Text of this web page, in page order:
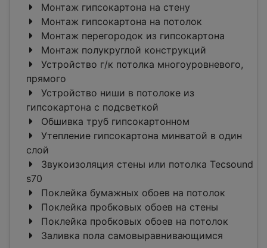
Монтаж гипсокартона на стену
Монтаж гипсокартона на потолок
Монтаж перегородок из гипсокартона
Монтаж полукруглой конструкций
Устройство г/к потолка многоуровневого,
прямого
Устройство ниши в потолоке из
гипсокартона с подсветкой
Обшивка труб гипсокартонном
Утепление гипсокартона минватой в один
слой
Звукоизоляция стены или потолка Tecsound
s70
Поклейка бумажных обоев на потолок
Поклейка пробковых обоев на стены
Поклейка пробковых обоев на потолок
Заливка пола самовыравнивающимся